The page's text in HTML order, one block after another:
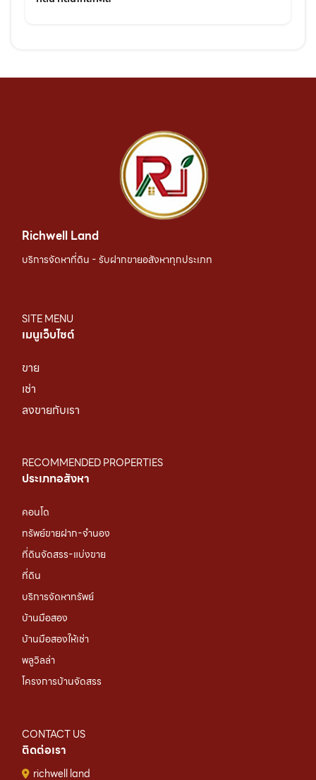
Richwell Land
บริการจัดหาที่ดิน - รับฝากขายอสังหาทุกประเภท
SITE MENU
เมนูเว็บไซต์
ขาย
เช่า
ลงขายกับเรา
RECOMMENDED PROPERTIES
ประเภทอสังหา
คอนโด
ทรัพย์ขายฝาก-จำนอง
ที่ดินจัดสรร-แบ่งขาย
ที่ดิน
บริการจัดหาทรัพย์
บ้านมือสอง
บ้านมือสองให้เช่า
พลูวิลล่า
โครงการบ้านจัดสรร
CONTACT US
ติดต่อเรา
richwell land